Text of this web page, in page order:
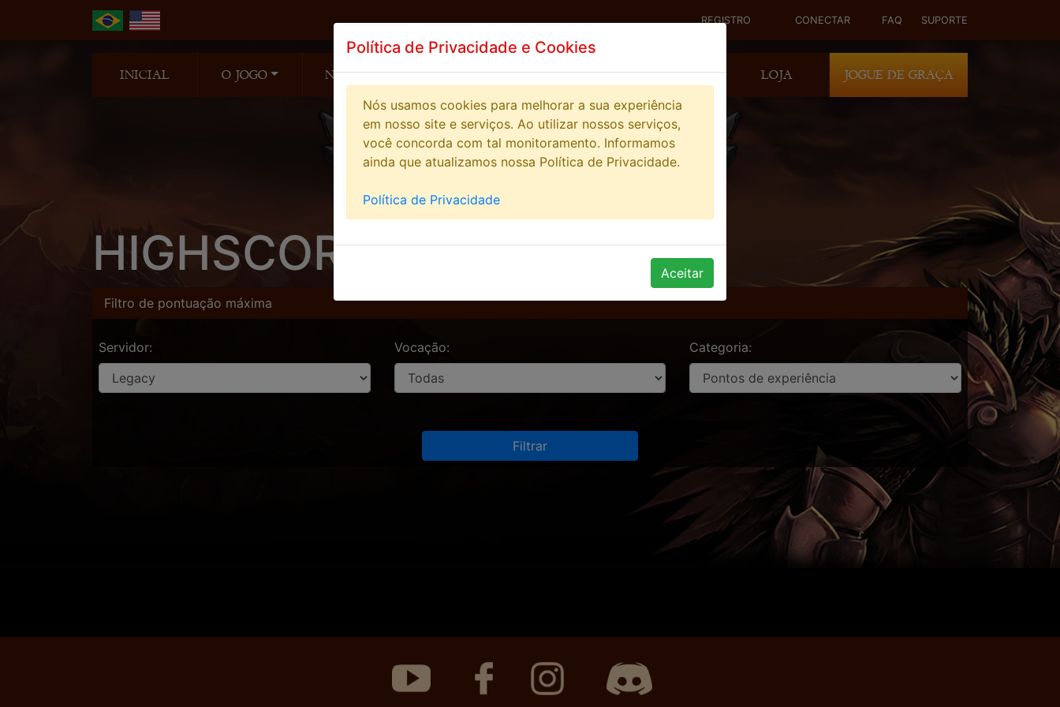
REGISTRO CONECTAR FAQ SUPORTE
INICIAL O JOGO NOTICIAS HIGHSCORE STREAMERS COMUNIDADE LOJA JOGUE DE GRAÇA
HIGHSCORE
Filtro de pontuação máxima
Servidor: Vocação: Categoria:
Política de Privacidade e Cookies
Nós usamos cookies para melhorar a sua experiência
em nosso site e serviços. Ao utilizar nossos serviços,
você concorda com tal monitoramento. Informamos
ainda que atualizamos nossa Política de Privacidade.
Política de Privacidade
Aceitar